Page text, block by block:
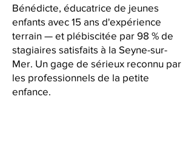
Bénédicte, éducatrice de jeunes
enfants avec 15 ans d'expérience
terrain — et plébiscitée par 98 % de
stagiaires satisfaits à la Seyne-sur-
Mer. Un gage de sérieux reconnu par
les professionnels de la petite
enfance.